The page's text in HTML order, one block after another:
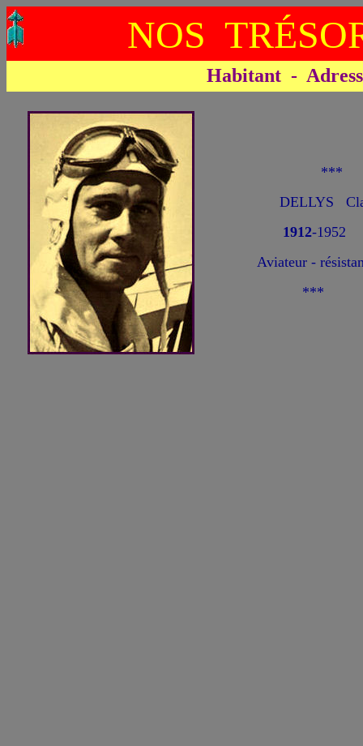
NOS
Habitant -
DELLYS
1912-1952
Aviateur -
***